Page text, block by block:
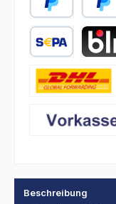
PayPal Später
Beschreibung